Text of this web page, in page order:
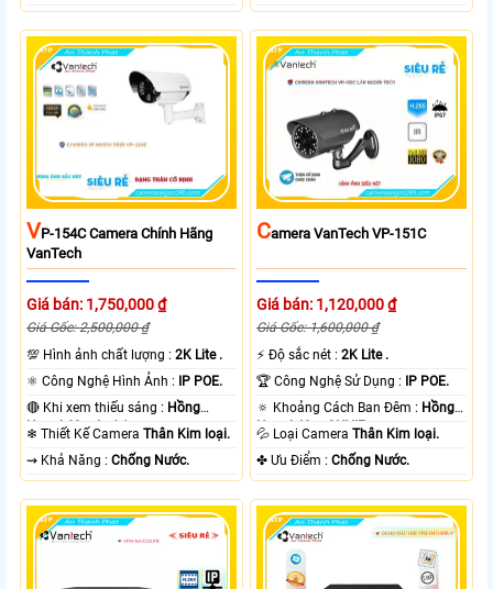
VP-154C Camera Chính Hãng
VanTech
Giá bán: 1,750,000 ₫
Giá Gốc: 2,500,000 ₫
💯 Hình ảnh chất lượng :2K Lite .
⚛️ Công Nghệ Hình Ảnh :
IP POE.
🔴 Khi xem thiếu sáng : Hồng
Ngoại 60m Led Array.
❄ Thiết Kế CameraThân Kim loại.
️⇝ Khả Năng :Chống Nước.
CAmera VanTech VP-151C
Giá bán: 1,120,000 ₫
Giá Gốc: 1,600,000 ₫
️⚡ Độ sắc nét :2K Lite .
🏆 Công Nghệ Sử Dụng :
IP POE.
🔅 Khoảng Cách Ban Đêm : Hồng
Ngoại 40m ONVIF.
💦 Loại CameraThân Kim loại.
️✤ Ưu Điểm :Chống Nước.